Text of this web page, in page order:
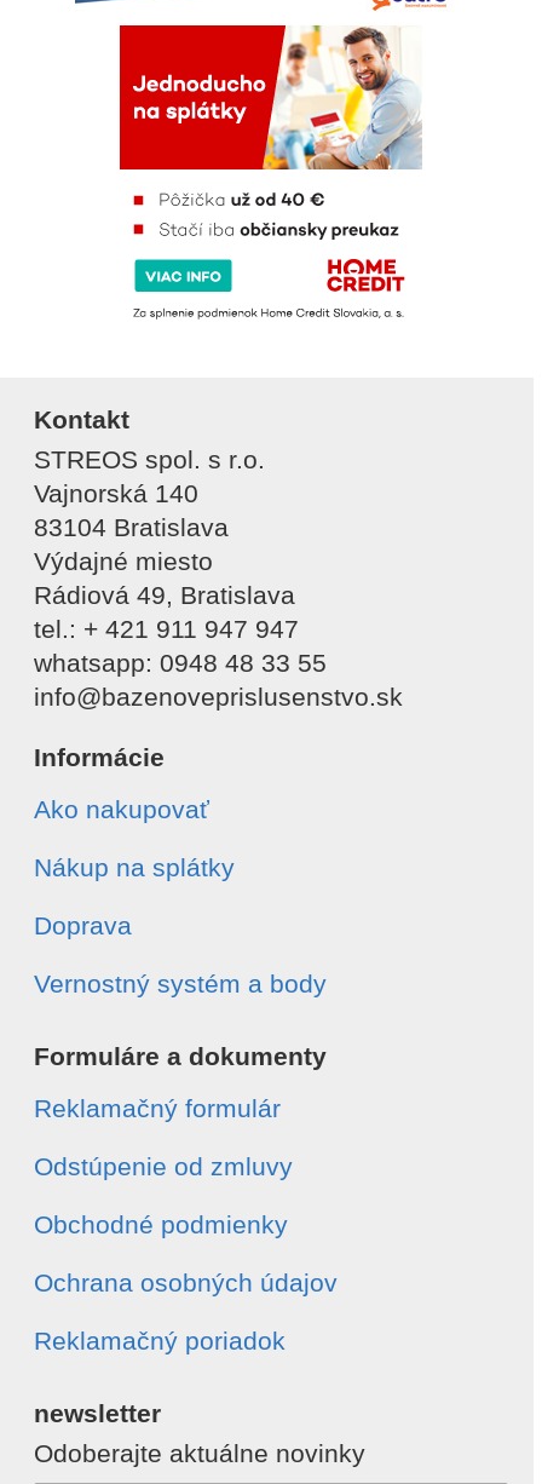
Kontakt
STREOS spol. s r.o.
Vajnorská 140
83104 Bratislava
Výdajné miesto
Rádiová 49, Bratislava
tel.: + 421 911 947 947
whatsapp: 0948 48 33 55
info@bazenoveprislusenstvo.sk
Informácie
Ako nakupovať
Nákup na splátky
Doprava
Vernostný systém a body
Formuláre a dokumenty
Reklamačný formulár
Odstúpenie od zmluvy
Obchodné podmienky
Ochrana osobných údajov
Reklamačný poriadok
newsletter
Odoberajte aktuálne novinky